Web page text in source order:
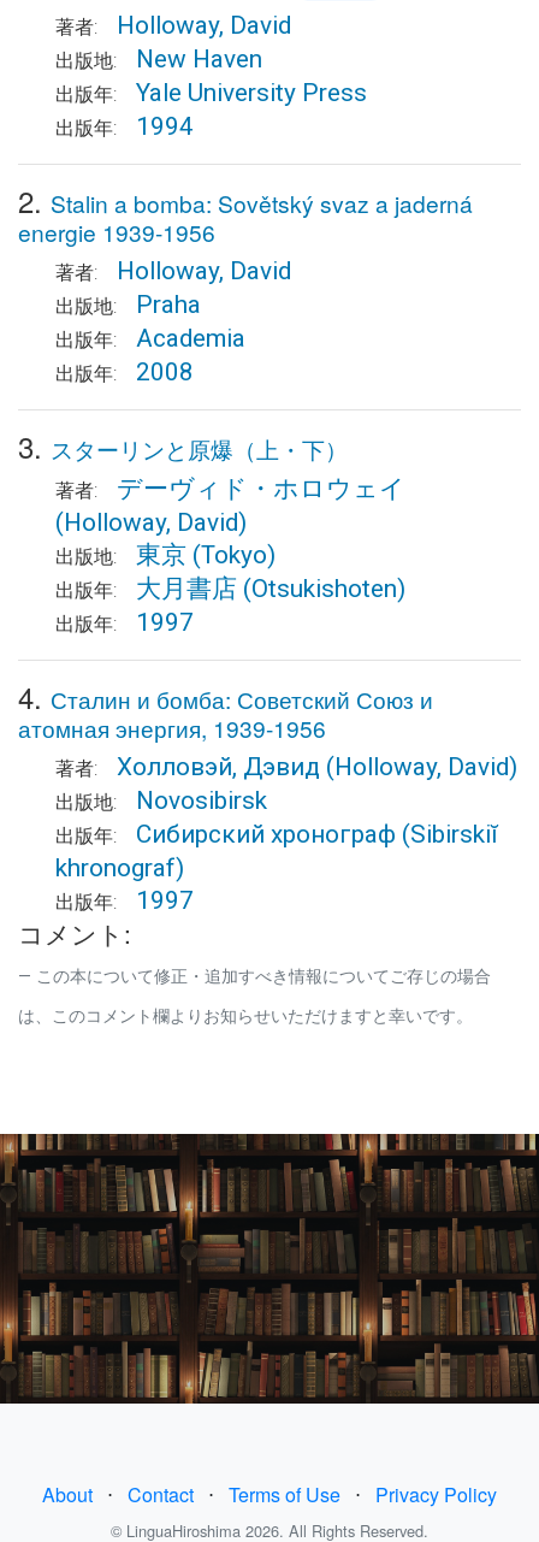
著者: Holloway, David
出版地: New Haven
出版年: Yale University Press
出版年: 1994
2. Stalin a bomba: Sovětský svaz a jaderná
energie 1939-1956
著者: Holloway, David
出版地: Praha
出版年: Academia
出版年: 2008
3. スターリンと原爆（上・下）
著者:
デーヴィド・ホロウェイ
(Holloway, David)
出版地: 東京 (Tokyo)
出版年: 大月書店 (Otsukishoten)
出版年: 1997
4. Сталин и бомба: Советский Союз и
атомная энергия, 1939-1956
著者: Холловэй, Дэвид (Holloway, David)
出版地: Novosibirsk
出版年: Сибирский хронограф (Sibirskiĭ
khronograf)
出版年: 1997
コメント:
この本について修正・追加すべき情報についてご存じの場合
は、このコメント欄よりお知らせいただけますと幸いです。
About ⋅ Contact ⋅ Terms of Use ⋅ Privacy Policy
© LinguaHiroshima 2026. All Rights Reserved.